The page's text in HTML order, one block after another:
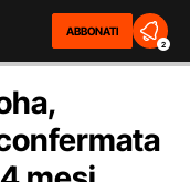
ABBONATI
2